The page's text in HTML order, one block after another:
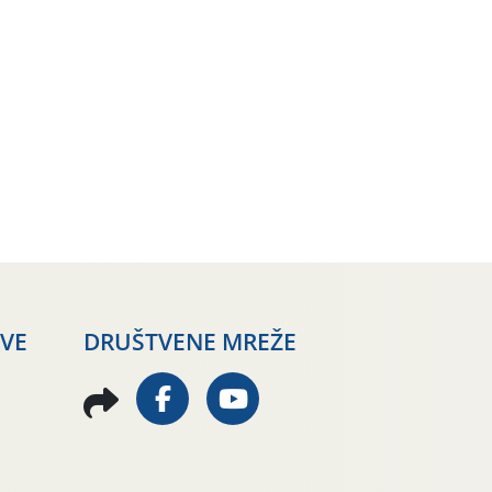
DRUŠTVENE MREŽE